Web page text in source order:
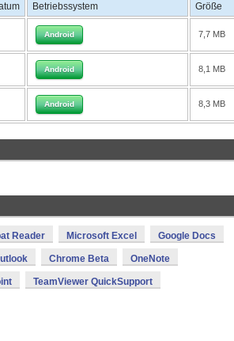
Betriebssystem Größe
Android 7,7 MB
Android 8,1 MB
Android 8,3 MB
Reader Microsoft Excel Google Docs
Chrome Beta OneNote
TeamViewer QuickSupport